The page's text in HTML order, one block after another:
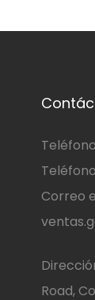
Correo
Road,